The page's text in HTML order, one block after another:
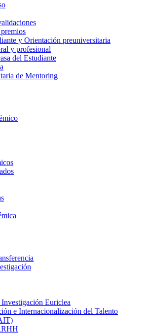
y Orientación preuniversitaria
y profesional
del Estudiante
de Mentoring
Euriclea
e Internacionalización del Talento